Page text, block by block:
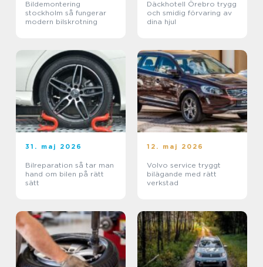
Bildemontering
stockholm så fungerar
modern bilskrotning
Däckhotell Örebro trygg
och smidig förvaring av
dina hjul
31. maj 2026
Bilreparation så tar man
hand om bilen på rätt
sätt
12. maj 2026
Volvo service tryggt
bilägande med rätt
verkstad